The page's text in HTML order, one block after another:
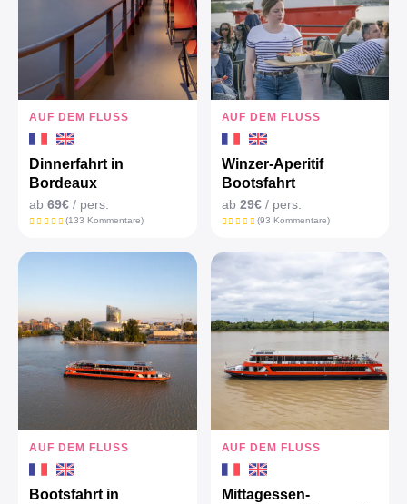
AUF DEM FLUSS
Dinnerfahrt in
Bordeaux
ab 69€ / pers.
(133 Kommentare)
AUF DEM FLUSS
Winzer-Aperitif
Bootsfahrt
ab 29€/ pers.
(93 Kommentare)
AUF DEM FLUSS
Bootsfahrt in
AUF DEM FLUSS
Mittagessen-